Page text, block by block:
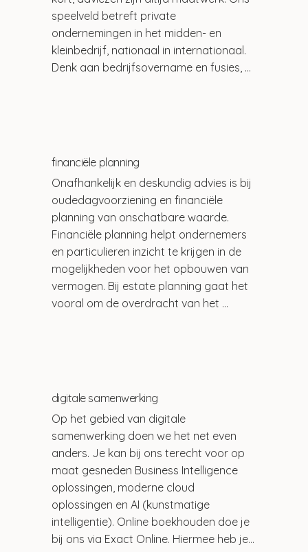
speelveld betreft private
ondernemingen in het midden- en
kleinbedrijf, nationaal in internationaal.
Denk aan bedrijfsovername en fusies,
oplossen van complexe vraagstukken.
financiële planning
Onafhankelijk en deskundig advies is bij
oudedagvoorziening en financiële
planning van onschatbare waarde.
Financiële planning helpt ondernemers
en particulieren inzicht te krijgen in de
mogelijkheden voor het opbouwen van
vermogen. Bij estate planning gaat het
vooral om de overdracht van het
digitale samenwerking
Op het gebied van digitale
samenwerking doen we het net even
anders. Je kan bij ons terecht voor op
maat gesneden Business Intelligence
oplossingen, moderne cloud
oplossingen en AI (kunstmatige
intelligentie). Online boekhouden doe je
bij ons via Exact Online. Hiermee heb je